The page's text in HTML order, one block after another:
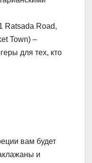
Ratsada Road,
Town) –
для тех, кто
вам будет
и